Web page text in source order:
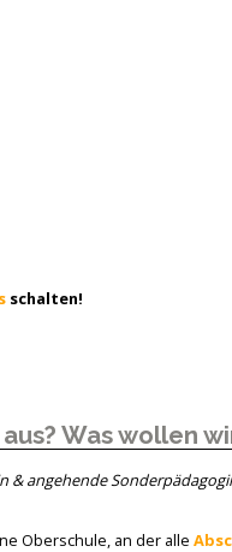
schalten!
Was wollen
& angehende
Oberschule, an der alle